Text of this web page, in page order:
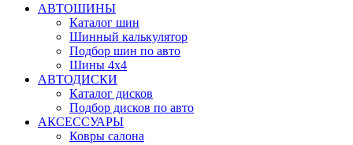
АВТОШИНЫ
Каталог шин
Шинный калькулятор
Подбор шин по авто
Шины 4x4
АВТОДИСКИ
Каталог дисков
Подбор дисков по авто
АКСЕССУАРЫ
Ковры салона